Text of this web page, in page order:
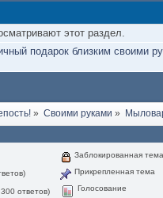
этот раздел.
подарок близким своими
» Своими руками »
ответов)
Заблокированная тема
Прикрепленная тема
Голосование